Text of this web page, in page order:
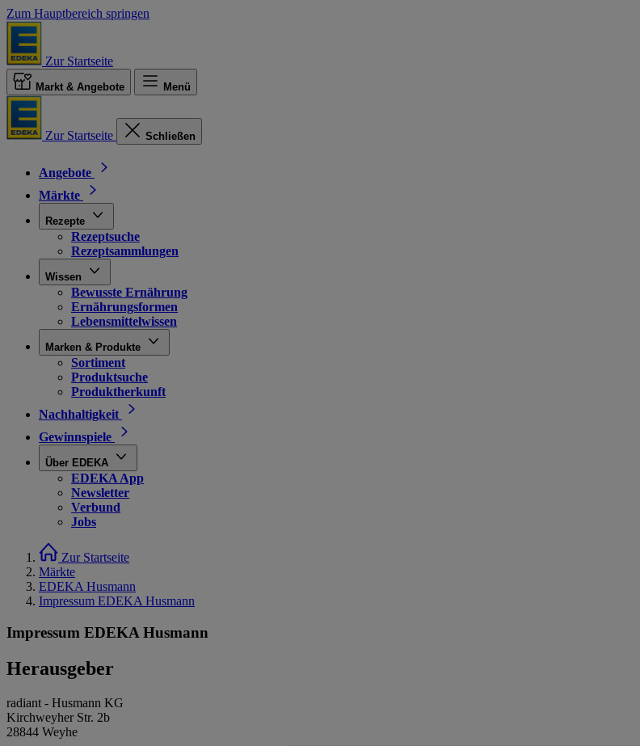
Zum Hauptbereich springen
Zur Startseite
Markt & Angebote Menü
Zur Startseite Schließen
Angebote
Märkte
Rezepte
Rezeptsuche
Rezeptsammlungen
Wissen
Bewusste Ernährung
Ernährungsformen
Lebensmittelwissen
Marken & Produkte
Sortiment
Produktsuche
Produktherkunft
Nachhaltigkeit
Gewinnspiele
Über EDEKA
EDEKA App
Newsletter
Verbund
Jobs
Zur Startseite
Märkte
EDEKA Husmann
Impressum EDEKA Husmann
Impressum EDEKA Husmann
Herausgeber
radiant - Husmann KG
Kirchweyher Str. 2b
28844 Weyhe